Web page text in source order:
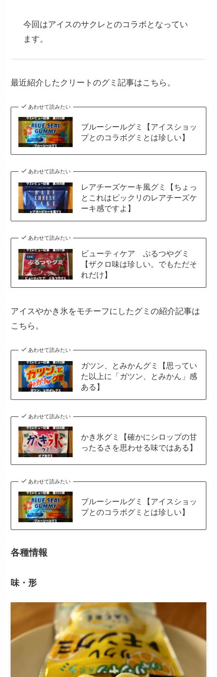
今回はアイスのサクレとのコラボとなってい
ます。
最近紹介したクリートのグミ記事はこちら。
あわせて読みたい
ブルーシールグミ【アイスショッ
プとのコラボグミとは珍しい】
あわせて読みたい
レアチーズケーキ風グミ【ちょっ
とこれはビックリのレアチーズケ
ーキ感ですよ】
あわせて読みたい
ビューティケア ぷるつやグミ
【ザクロ味は珍しい。でもただそ
れだけ】
アイスやかき氷をモチーフにしたグミの紹介記事は
こちら。
あわせて読みたい
ガツン、とみかんグミ【思ってい
た以上に「ガツン、とみかん」感
ある】
あわせて読みたい
かき氷グミ【確かにシロップの甘
ったるさを思わせる味ではある】
あわせて読みたい
ブルーシールグミ【アイスショッ
プとのコラボグミとは珍しい】
各種情報
味・形